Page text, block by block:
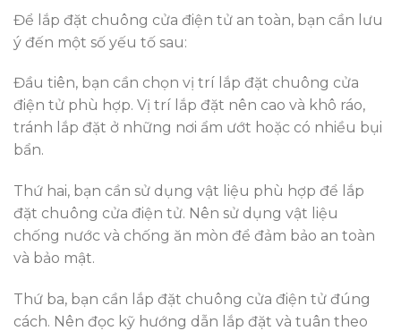
Để lắp đặt chuông cửa điện tử an toàn, bạn cần lưu
ý đến một số yếu tố sau:
Đầu tiên, bạn cần chọn vị trí lắp đặt chuông cửa
điện tử phù hợp. Vị trí lắp đặt nên cao và khô ráo,
tránh lắp đặt ở những nơi ẩm ướt hoặc có nhiều bụi
bẩn.
Thứ hai, bạn cần sử dụng vật liệu phù hợp để lắp
đặt chuông cửa điện tử. Nên sử dụng vật liệu
chống nước và chống ăn mòn để đảm bảo an toàn
và bảo mật.
Thứ ba, bạn cần lắp đặt chuông cửa điện tử đúng
cách. Nên đọc kỹ hướng dẫn lắp đặt và tuân theo